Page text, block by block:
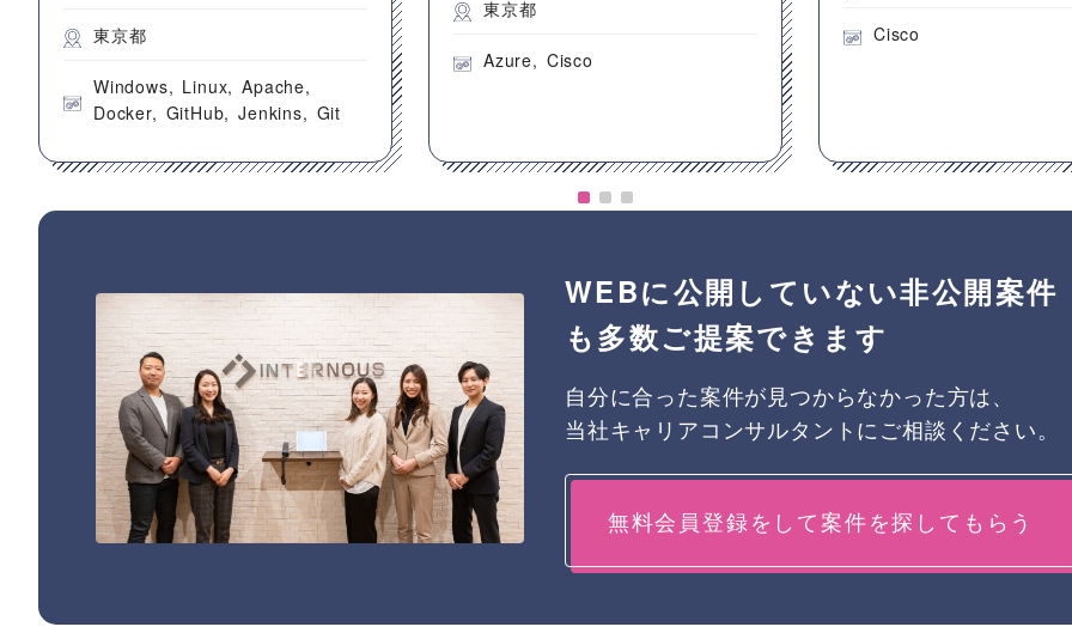
東京都
Windows Linux
Apache
Docker
GitHub Jenkins Git
東京都
Azure Cisco
Cisco
WEBに公開していない非公開案件
も多数ご提案できます
自分に合った案件が見つからなかった方は、
当社キャリアコンサルタントにご相談ください。
無料会員登録をして案件を探してもらう